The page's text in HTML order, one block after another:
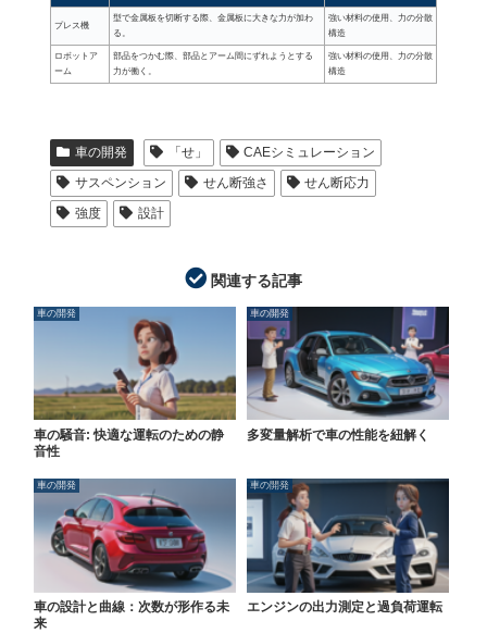
プレス機
型で金属板を切断する際、金属板に大きな力が加わ
る。
強い材料の使用、力の分散
構造
ロボットア
ーム
部品をつかむ際、部品とアーム間にずれようとする
力が働く。
強い材料の使用、力の分散
構造
車の開発 「せ」
CAEシミュレーション
サスペンション
せん断強さ
せん断応力
強度
設計
関連する記事
車の開発
車の騒音: 快適な運転のための静
音性
車の開発
多変量解析で車の性能を紐解く
車の開発
車の設計と曲線：次数が形作る未
来
車の開発
エンジンの出力測定と過負荷運転